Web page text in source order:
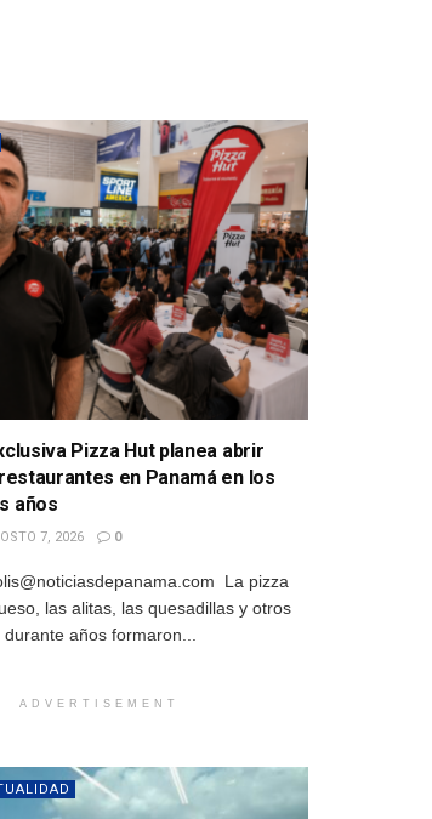
Pizza Hut planea abrir
en Panamá en los
años
7, 2026 0
La pizza
las alitas, las quesadillas y otros
años formaron...
ADVERTISEMENT